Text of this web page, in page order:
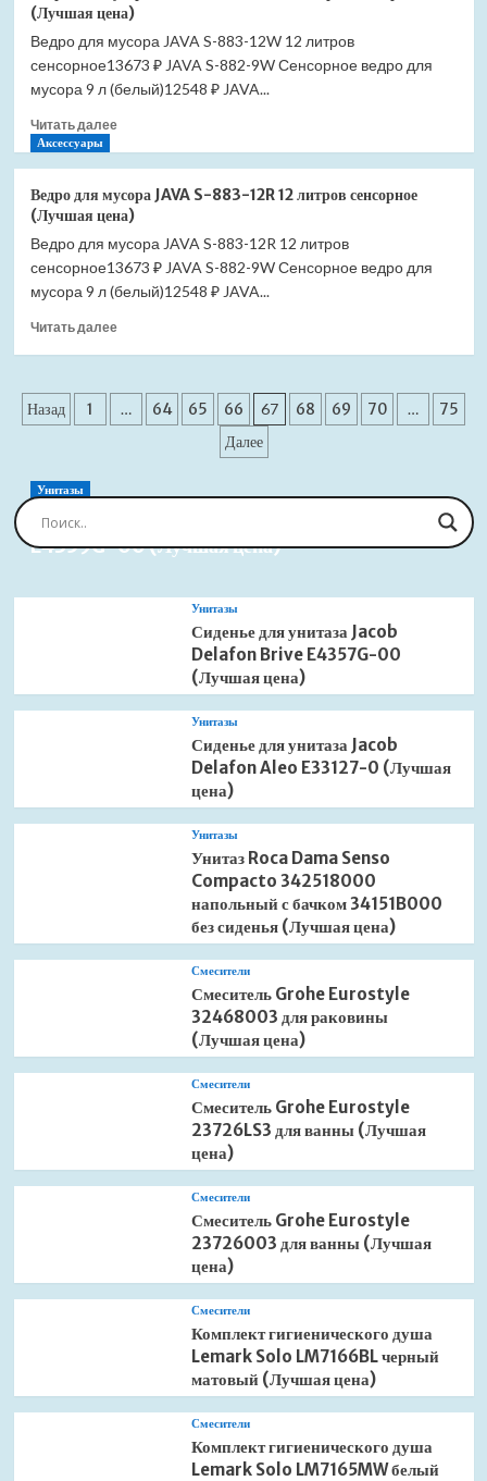
мусора
JAVA
S-
883-
9
сенсорное
(Лучшая
цена)
(Лучшая цена)
Ведро для мусора JAVA S-883-12W 12 литров
сенсорное13673 ₽ JAVA S-882-9W Сенсорное ведро для
мусора 9 л (белый)12548 ₽ JAVA...
Читать далееПрочитать
для
мусора
JAVA
S-
883-
12
(Лучшая
цена)
Аксессуары
Ведро для мусора JAVA S-883-12R 12 литров сенсорное
(Лучшая цена)
Ведро для мусора JAVA S-883-12R 12 литров
сенсорное13673 ₽ JAVA S-882-9W Сенсорное ведро для
мусора 9 л (белый)12548 ₽ JAVA...
Читать далееПрочитать
мусора
литров
Пагинация
Назад 1 … 64 65 66 67 68 69 70 …
75
Далее
Унитазы
Сиденье для унитаза Jacob Delafon Brive
E4359G-00 (Лучшая цена)
Унитазы
Сиденье для унитаза Jacob
Delafon Brive E4357G-00
(Лучшая цена)
Унитазы
Сиденье для унитаза Jacob
Delafon Aleo E33127-0 (Лучшая
цена)
Унитазы
Унитаз Roca Dama Senso
Compacto 342518000
напольный с бачком 34151B000
без сиденья (Лучшая цена)
Смесители
Смеситель Grohe Eurostyle
32468003 для раковины
(Лучшая цена)
Смесители
Смеситель Grohe Eurostyle
23726LS3 для ванны (Лучшая
цена)
Смесители
Смеситель Grohe Eurostyle
23726003 для ванны (Лучшая
цена)
Смесители
Комплект гигиенического душа
Lemark Solo LM7166BL черный
матовый (Лучшая цена)
Смесители
Комплект гигиенического душа
Lemark Solo LM7165MW белый